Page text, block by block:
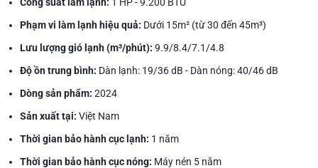
Phạm vi làm lạnh hiệu quả: Dưới 15m² (từ 30 đến 45m³)
Lưu lượng gió lạnh (m³/phút): 9.9/8.4/7.1/4.8
Độ ồn trung bình: Dàn lạnh: 19/36 dB - Dàn nóng: 40/46 dB
Dòng sản phẩm: 2024
Sản xuất tại: Việt Nam
Thời gian bảo hành cục lạnh: 1 năm
Thời gian bảo hành cục nóng: Máy nén 5 năm